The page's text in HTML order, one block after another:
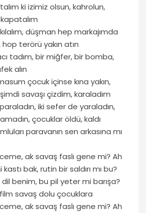
ki izimiz olsun, kahrolun,
düşman hep markajımda
hop terörü yakın atın
tadım, bir miğfer, bir bomba,
alın
çocuk içinse kına yakın,
savaşı çizdim, karaladım
iki sefer de yaraladın,
çocuklar öldü, kaldı
paravanın sen arkasına mı
ak savaş faslı gene mi? Ah
bak, rutin bir saldırı mı bu?
benim, bu pil yeter mi barışa?
savaş dolu çocuklara
ak savaş faslı gene mi? Ah